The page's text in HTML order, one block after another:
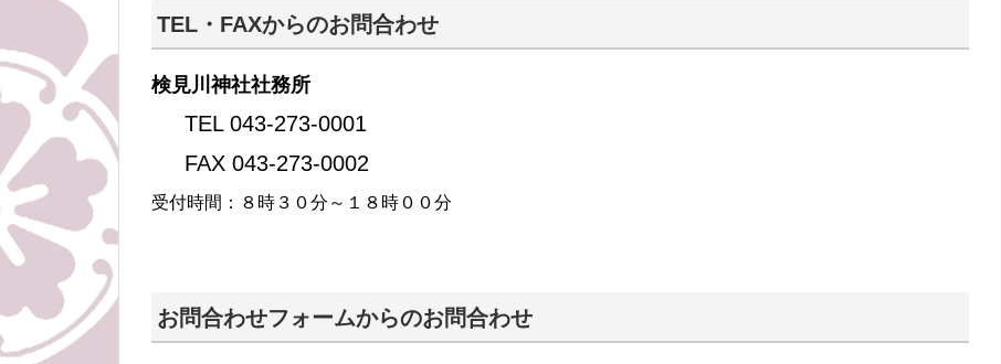
TEL・FAXからのお問合わせ
検見川神社社務所
TEL 043-273-0001
FAX 043-273-0002
受付時間：８時３０分～１８時００分
お問合わせフォームからのお問合わせ